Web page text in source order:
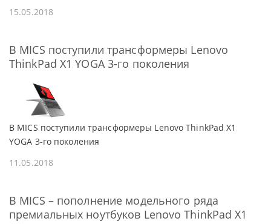
15.05.2018
В MICS поступили трансформеры Lenovo
ThinkPad X1 YOGA 3-го поколения
В MICS поступили трансформеры Lenovo ThinkPad X1
YOGA 3-го поколения
11.05.2018
В MICS – пополнение модельного ряда
премиальных ноутбуков Lenovo ThinkPad X1